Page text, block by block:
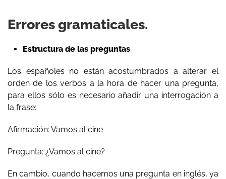
Errores gramaticales.
Estructura de las preguntas
Los españoles no están acostumbrados a alterar el
orden de los verbos a la hora de hacer una pregunta,
para ellos sólo es necesario añadir una interrogación a
la frase:
Afirmación: Vamos al cine
Pregunta: ¿Vamos al cine?
En cambio, cuando hacemos una pregunta en inglés, ya